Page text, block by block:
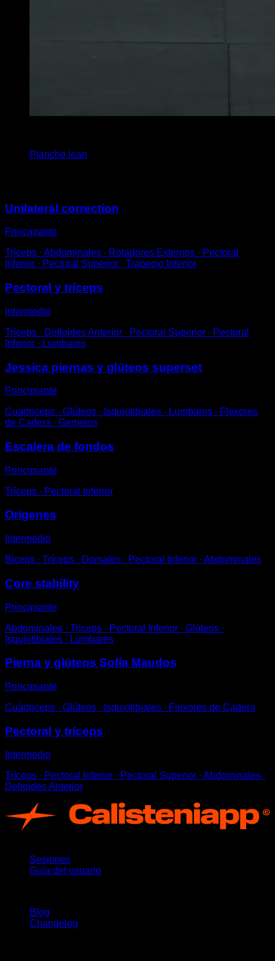
Planche lean
Unilateral correction
Principiante
Tríceps ∙ Abdominales ∙ Rotadores Externos ∙ Pectoral
Inferior ∙ Pectoral Superior ∙ Trapecio Inferior
Pectoral y tríceps
Intermedio
Tríceps ∙ Deltoides Anterior ∙ Pectoral Superior ∙ Pectoral
Inferior ∙ Lumbares
Jessica piernas y glúteos superset
Principiante
Cuádriceps ∙ Glúteos ∙ Isquiotibiales ∙ Lumbares ∙ Flexores
de Cadera ∙ Gemelos
Escalera de fondos
Principiante
Tríceps ∙ Pectoral Inferior
Orígenes
Intermedio
Bíceps ∙ Tríceps ∙ Dorsales ∙ Pectoral Inferior ∙ Abdominales
Core stability
Principiante
Abdominales ∙ Tríceps ∙ Pectoral Inferior ∙ Glúteos ∙
Isquiotibiales ∙ Lumbares
Pierna y glúteos Sofía Maudos
Principiante
Cuádriceps ∙ Glúteos ∙ Isquiotibiales ∙ Flexores de Cadera
Pectoral y tríceps
Intermedio
Tríceps ∙ Pectoral Inferior ∙ Pectoral Superior ∙ Abdominales ∙
Deltoides Anterior
Sesiones
Guía del usuario
Blog
Changelog